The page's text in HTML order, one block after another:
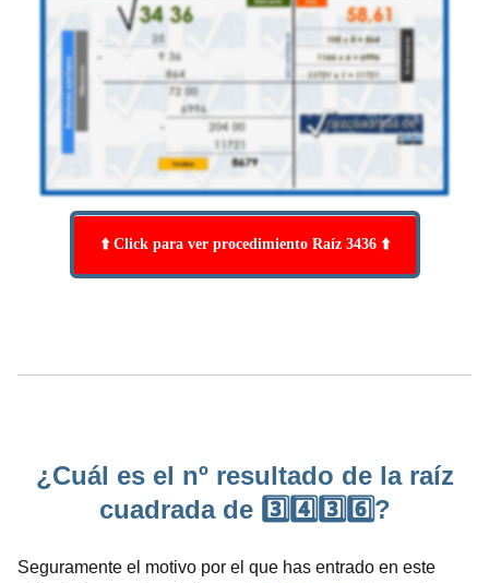
⬆️ Click para ver procedimiento Raíz 3436 ⬆️
¿Cuál es el nº resultado de la raíz
cuadrada de 3️⃣4️⃣3️⃣6️⃣?
Seguramente el motivo por el que has entrado en este